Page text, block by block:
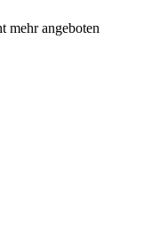
mehr angeboten